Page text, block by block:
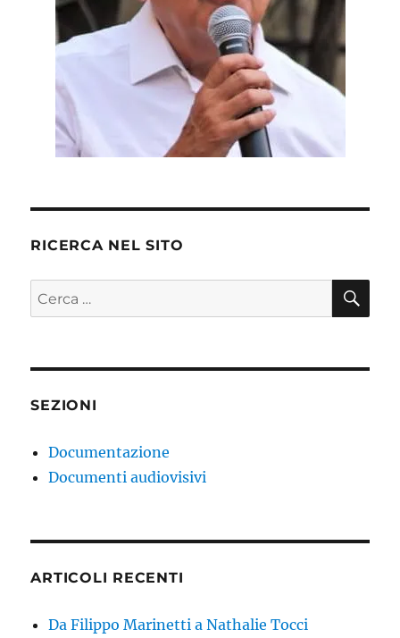
RICERCA NEL SITO
Cerca:
SEZIONI
Documentazione
Documenti audiovisivi
ARTICOLI RECENTI
Da Filippo Marinetti a Nathalie Tocci